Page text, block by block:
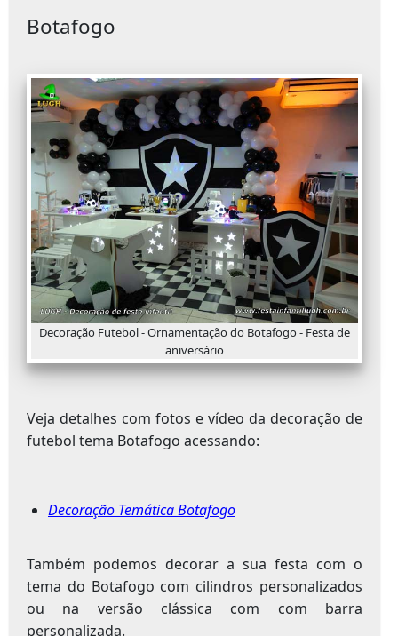
Botafogo
Decoração Futebol - Ornamentação do Botafogo - Festa de
aniversário
Veja detalhes com fotos e vídeo da decoração de
futebol tema Botafogo acessando:
Decoração Temática Botafogo
Também podemos decorar a sua festa com o
tema do Botafogo com cilindros personalizados
ou na versão clássica com com barra
personalizada.